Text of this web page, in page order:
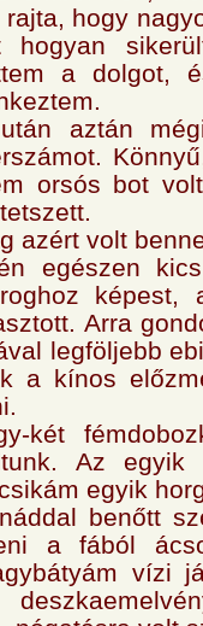
hogy
a dolgot,
aztán
orsós bot
azért volt
egészen
képest,
Arra
legföljebb
a kínos
két
Az egyik
egyik
benőtt
a fából
vízi